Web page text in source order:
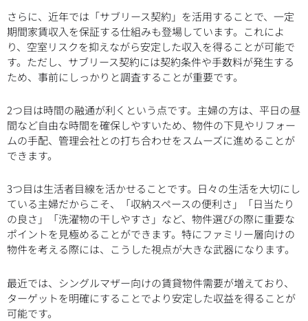
さらに、近年では「サブリース契約」を活用することで、一定
期間家賃収入を保証する仕組みも登場しています。これによ
り、空室リスクを抑えながら安定した収入を得ることが可能で
す。ただし、サブリース契約には契約条件や手数料が発生する
ため、事前にしっかりと調査することが重要です。
2つ目は時間の融通が利くという点です。主婦の方は、平日の昼
間など自由な時間を確保しやすいため、物件の下見やリフォー
ムの手配、管理会社との打ち合わせをスムーズに進めることが
できます。
3つ目は生活者目線を活かせることです。日々の生活を大切にし
ている主婦だからこそ、「収納スペースの便利さ」「日当たり
の良さ」「洗濯物の干しやすさ」など、物件選びの際に重要な
ポイントを見極めることができます。特にファミリー層向けの
物件を考える際には、こうした視点が大きな武器になります。
最近では、シングルマザー向けの賃貸物件需要が増えており、
ターゲットを明確にすることでより安定した収益を得ることが
可能です。